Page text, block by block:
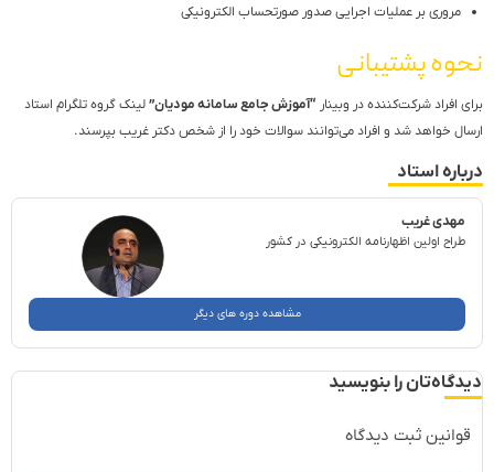
مروری بر عملیات اجرایی صدور صورتحساب الکترونیکی
نحوه پشتیبانی
برای افراد شرکت‌کننده در وبینار “آموزش جامع سامانه مودیان”لینک گروه تلگرام استاد
ارسال خواهد شد و افراد می‌توانند سوالات خود را از شخص دکتر غریب بپرسند.
درباره استاد
مهدی غریب
طراح اولین اظهارنامه الکترونیکی در کشور
مشاهده دوره های دیگر
دیدگاه‌تان را بنویسید
قوانین ثبت دیدگاه